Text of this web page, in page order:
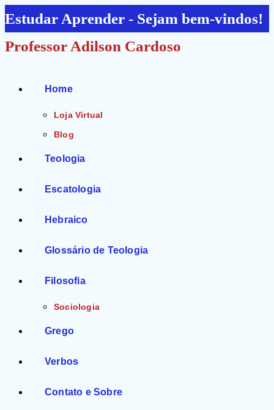
Ir
para
o
Estudar Aprender - Sejam bem-vindos!
Professor Adilson Cardoso
Home
Loja Virtual
Blog
Teologia
Escatologia
Hebraico
Glossário de Teologia
Filosofia
Sociologia
Grego
Verbos
Contato e Sobre